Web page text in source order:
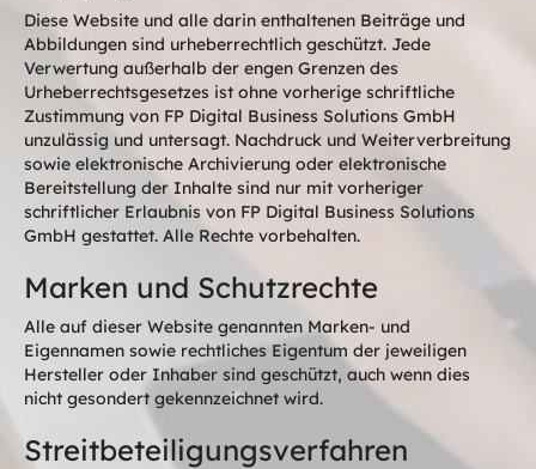
Diese Website und alle darin enthaltenen Beiträge und
Abbildungen sind urheberrechtlich geschützt. Jede
Verwertung außerhalb der engen Grenzen des
Urheberrechtsgesetzes ist ohne vorherige schriftliche
Zustimmung von FP Digital Business Solutions GmbH
unzulässig und untersagt. Nachdruck und Weiterverbreitung
sowie elektronische Archivierung oder elektronische
Bereitstellung der Inhalte sind nur mit vorheriger
schriftlicher Erlaubnis von FP Digital Business Solutions
GmbH gestattet. Alle Rechte vorbehalten.
Marken und Schutzrechte
Alle auf dieser Website genannten Marken- und
Eigennamen sowie rechtliches Eigentum der jeweiligen
Hersteller oder Inhaber sind geschützt, auch wenn dies
nicht gesondert gekennzeichnet wird.
Streitbeteiligungsverfahren